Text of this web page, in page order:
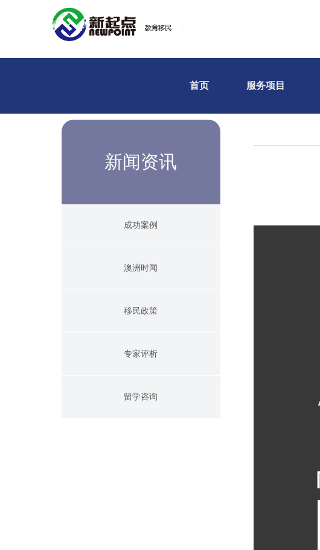
首页 服务项目
新闻资讯
成功案例
澳洲时闻
移民政策
专家评析
留学咨询